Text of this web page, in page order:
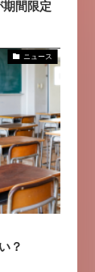
間限定
ニュース
い？